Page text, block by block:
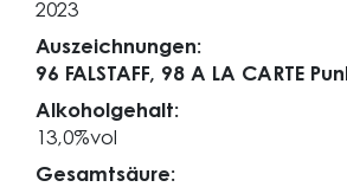
2023
Auszeichnungen:
96 FALSTAFF, 98 A LA CARTE
Alkoholgehalt:
13,0%vol
Gesamtsäure: